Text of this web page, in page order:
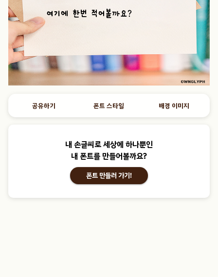
공유하기 폰트 스타일 배경 이미지
내 손글씨로 세상에 하나뿐인
내 폰트를 만들어볼까요?
폰트 만들러 가기!